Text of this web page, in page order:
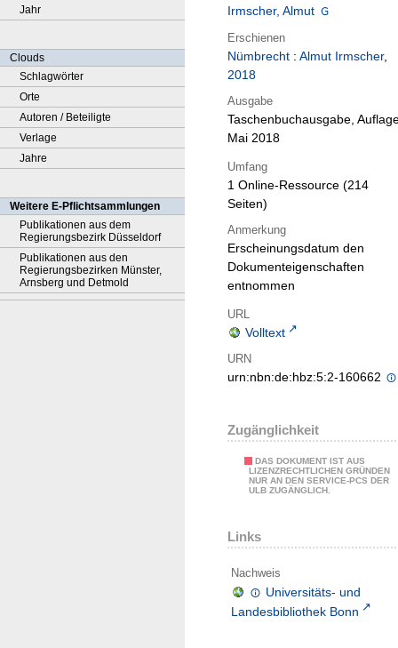
Jahr
Clouds
Schlagwörter
Orte
Autoren / Beteiligte
Verlage
Jahre
Weitere E-Pflichtsammlungen
Publikationen aus dem
Regierungsbezirk Düsseldorf
Publikationen aus den
Regierungsbezirken Münster,
Arnsberg und Detmold
Irmscher, Almut
Erschienen
Nümbrecht : Almut Irmscher,
2018
Ausgabe
Taschenbuchausgabe,
Mai 2018
Umfang
1 Online-Ressource (214
Seiten)
Anmerkung
Erscheinungsdatum den
Dokumenteigenschaften
entnommen
URL
Volltext
URN
urn:nbn:de:hbz:5:2-160662
Zugänglichkeit
DAS DOKUMENT IST AUS
LIZENZRECHTLICHEN GRÜNDEN
NUR AN DEN SERVICE-PCS DER
ULB ZUGÄNGLICH.
Links
Nachweis
Universitäts- und
Landesbibliothek Bonn